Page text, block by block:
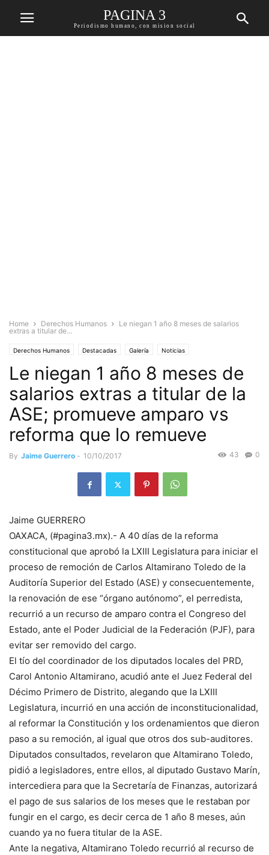
PAGINA 3
Periodismo humano, con mision social
Home Derechos Humanos
Le niegan 1 año 8 meses de salarios
extras a titular de...
Derechos Humanos Destacadas Galería Noticias
Le niegan 1 año 8 meses de
salarios extras a titular de la
ASE; promueve amparo vs
reforma que lo remueve
By Jaime Guerrero - 10/10/2017 0
43
Jaime GUERRERO
OAXACA, (#pagina3.mx).- A 40 días de la reforma
constitucional que aprobó la LXIII Legislatura para iniciar el
proceso de remoción de Carlos Altamirano Toledo de la
Auditoría Superior del Estado (ASE) y consecuentemente,
la renovación de ese “órgano autónomo”, el perredista,
recurrió a un recurso de amparo contra el Congreso del
Estado, ante el Poder Judicial de la Federación (PJF), para
evitar ser removido del cargo.
El tío del coordinador de los diputados locales del PRD,
Carol Antonio Altamirano, acudió ante el Juez Federal del
Décimo Primero de Distrito, alegando que la LXIII
Legislatura, incurrió en una acción de inconstitucionalidad,
al reformar la Constitución y los ordenamientos que dieron
paso a su remoción, al igual que otros dos sub-auditores.
Diputados consultados, revelaron que Altamirano Toledo,
pidió a legisladores, entre ellos, al diputado Gustavo Marín,
intercediera para que la Secretaría de Finanzas, autorizará
el pago de sus salarios de los meses que le restaban por
fungir en el cargo, es decir cerca de 1 año 8 meses, aún
cuando ya no fuera titular de la ASE.
Ante la negativa, Altamirano Toledo recurrió al recurso de